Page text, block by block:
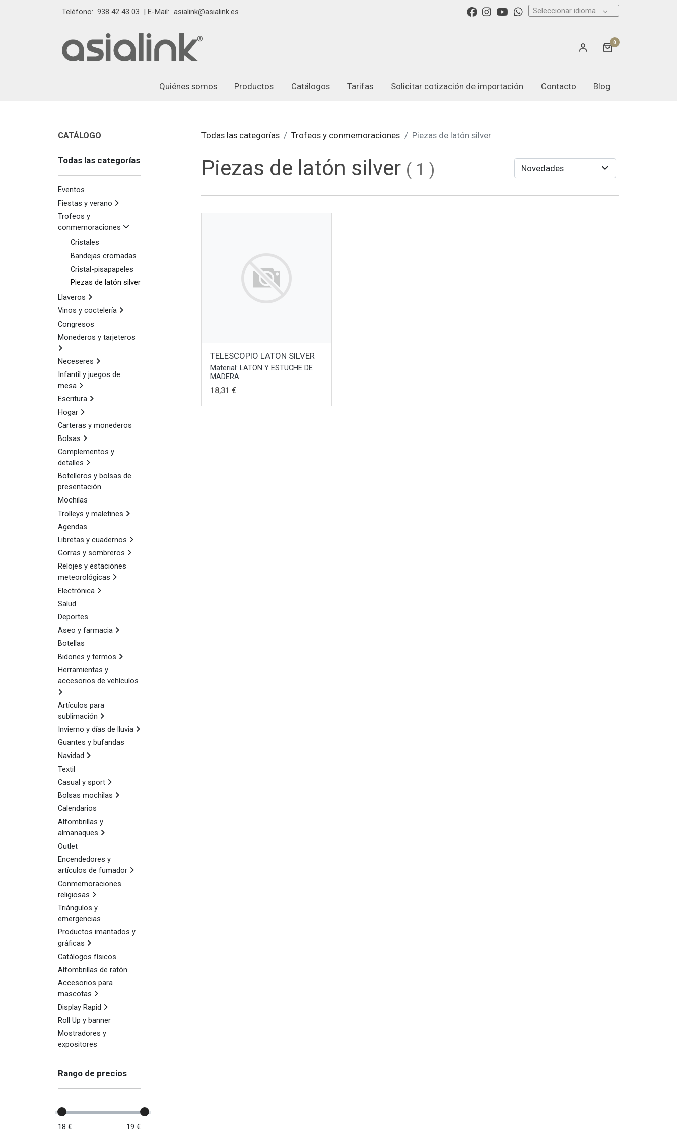
Teléfono: 938 42 43 03 | E-Mail: asialink@asialink.es Seleccionar idioma
0
Quiénes somos Productos Catálogos Tarifas Solicitar cotización de importación Contacto Blog
CATÁLOGO
Todas las categorías
Eventos
Fiestas y verano
Trofeos y
conmemoraciones
Cristales
Bandejas cromadas
Cristal-pisapapeles
Piezas de latón silver
Llaveros
Vinos y coctelería
Congresos
Monederos y tarjeteros
Neceseres
Infantil y juegos de
mesa
Escritura
Hogar
Carteras y monederos
Bolsas
Complementos y
detalles
Botelleros y bolsas de
presentación
Mochilas
Trolleys y maletines
Agendas
Libretas y cuadernos
Gorras y sombreros
Relojes y estaciones
meteorológicas
Electrónica
Salud
Deportes
Aseo y farmacia
Botellas
Bidones y termos
Herramientas y
accesorios de vehículos
Artículos para
sublimación
Invierno y días de lluvia
Guantes y bufandas
Navidad
Textil
Casual y sport
Bolsas mochilas
Calendarios
Alfombrillas y
almanaques
Outlet
Encendedores y
artículos de fumador
Conmemoraciones
religiosas
Triángulos y
emergencias
Productos imantados y
gráficas
Catálogos físicos
Alfombrillas de ratón
Accesorios para
mascotas
Display Rapid
Roll Up y banner
Mostradores y
expositores
Rango de precios
18 € 19 €
Todas las categorías Trofeos y conmemoraciones Piezas de latón silver
Piezas de latón silver ( 1 ) Novedades
TELESCOPIO LATON SILVER
Material: LATON Y ESTUCHE DE
MADERA
18,31 €